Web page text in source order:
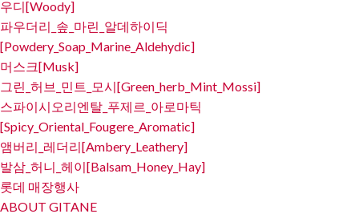
우디[Woody]
파우더리_솦_마린_알데하이딕
[Powdery_Soap_Marine_Aldehydic]
머스크[Musk]
그린_허브_민트_모시[Green_herb_Mint_Mossi]
스파이시오리엔탈_푸제르_아로마틱
[Spicy_Oriental_Fougere_Aromatic]
앰버리_레더리[Ambery_Leathery]
발삼_허니_헤이[Balsam_Honey_Hay]
롯데 매장행사
ABOUT GITANE